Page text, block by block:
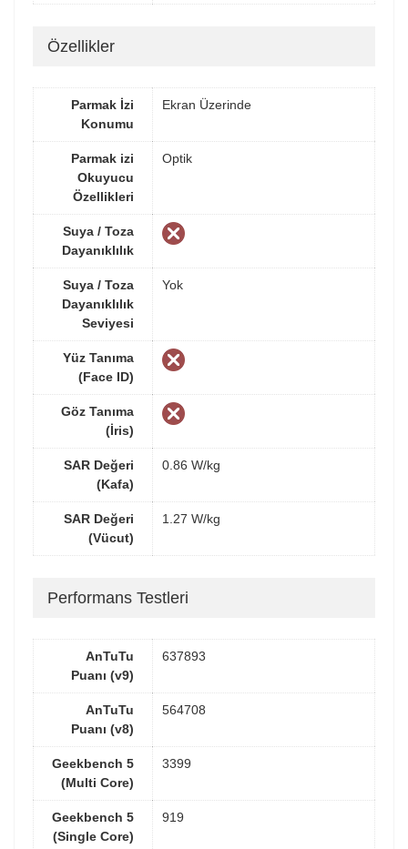
Özellikler
Parmak İzi
Konumu
Ekran Üzerinde
Parmak izi
Okuyucu
Özellikleri
Optik
Suya / Toza
Dayanıklılık
Suya / Toza
Dayanıklılık
Seviyesi
Yok
Yüz Tanıma
(Face ID)
Göz Tanıma
(İris)
SAR Değeri
(Kafa)
0.86 W/kg
SAR Değeri
(Vücut)
1.27 W/kg
Performans Testleri
AnTuTu
Puanı (v9)
637893
AnTuTu
Puanı (v8)
564708
Geekbench 5
(Multi Core)
3399
Geekbench 5
(Single Core)
919